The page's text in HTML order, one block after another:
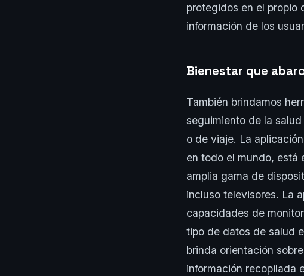
protegidos en el propio
información de los
Bienestar que
También brindamos
seguimiento de la
o de viaje. La
en todo el mundo, está
amplia gama de
incluso televisores. La
capacidades de
tipo de datos de salud
brinda orientación
información recopilada